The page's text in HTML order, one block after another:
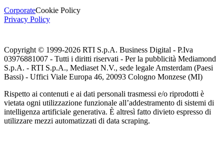
CorporateCookie Policy
Privacy Policy
Copyright © 1999-2026 RTI S.p.A. Business Digital - P.Iva
03976881007 - Tutti i diritti riservati - Per la pubblicità Mediamond
S.p.A. - RTI S.p.A., Mediaset N.V., sede legale Amsterdam (Paesi
Bassi) - Uffici Viale Europa 46, 20093 Cologno Monzese (MI)
Rispetto ai contenuti e ai dati personali trasmessi e/o riprodotti è
vietata ogni utilizzazione funzionale all’addestramento di sistemi di
intelligenza artificiale generativa. È altresì fatto divieto espresso di
utilizzare mezzi automatizzati di data scraping.